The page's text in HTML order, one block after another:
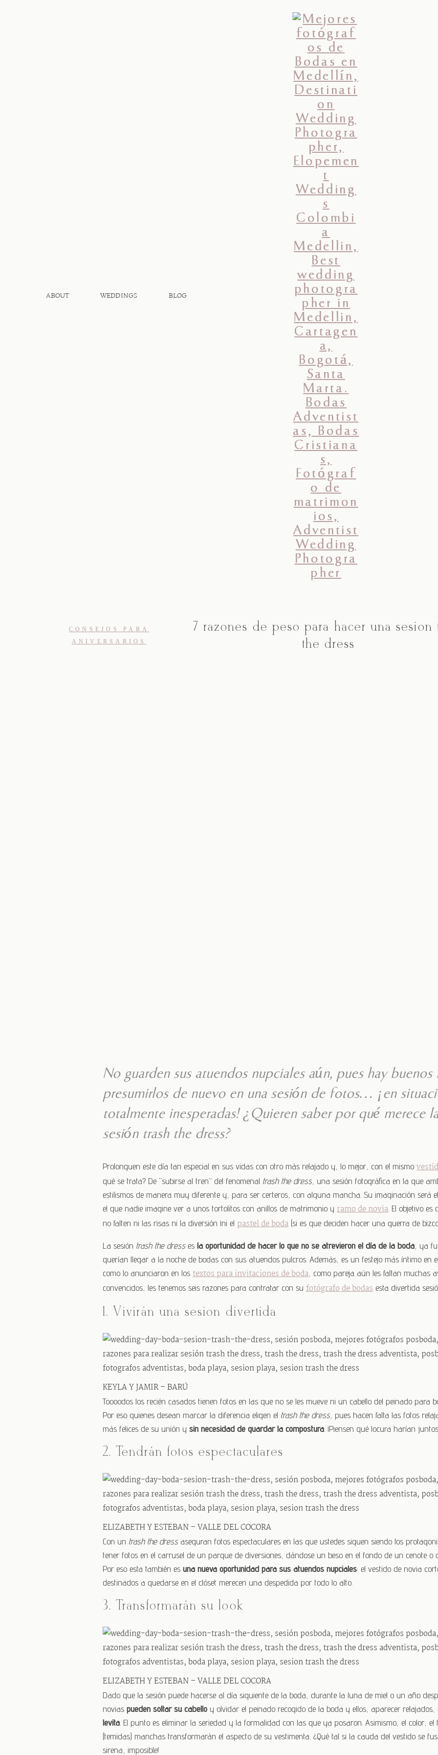
ABOUT WEDDINGS BLOG
CONSEJOS PARA
ANIVERSARIOS
7 razones de peso para hacer una sesión
the dress
No guarden sus atuendos nupciales aún, pues hay
presumirlos de nuevo en una sesión de fotos… ¡en
totalmente inesperadas! ¿Quieren saber por qué merece
sesión trash the dress?
Prolonguen este día tan especial en sus vidas con otro más relajado y, lo mejor, con el mismo
qué se trata? De “subirse al tren” del fenomenal trash the dress, una sesión fotográfica en la que
estilismos de manera muy diferente y, para ser certeros, con alguna mancha. Su imaginación será
el que nadie imagine ver a unos tortolitos con anillos de matrimonio y ramo de novia. El objetivo
no falten ni las risas ni la diversión ¡ni el pastel de boda(si es que deciden hacer una guerra de
La sesión trash the dresses la oportunidad de hacer lo que no se atrevieron el día de la boda, ya
querían llegar a la noche de bodas con sus atuendos pulcros. Además, es un festejo más íntimo en
como lo anunciaron en los textos para invitaciones de boda , como pareja aún les faltan muchas
convencidos, les tenemos seis razones para contratar con su fotógrafo de bodas esta divertida
1. Vivirán una sesión divertida
KEYLA Y JAMIR – BARÚ
Toooodos los recién casados tienen fotos en las que no se les mueve ni un cabello del peinado para
Por eso quienes desean marcar la diferencia eligen el trash the dress, pues hacen falta las fotos
más felices de su unión y sin necesidad de guardar la compostura. ¡Piensen qué locura harían
2. Tendrán fotos espectaculares
ELIZABETH Y ESTEBAN – VALLE DEL COCORA
Con un trash the dressaseguran fotos espectaculares en las que ustedes siguen siendo los
tener fotos en el carrusel de un parque de diversiones, dándose un beso en el fondo de un cenote o
Por eso esta también es una nueva oportunidad para sus atuendos nupciales: el vestido de novia
destinados a quedarse en el clóset merecen una despedida por todo lo alto.
3. Transformarán su look
ELIZABETH Y ESTEBAN – VALLE DEL COCORA
Dado que la sesión puede hacerse al día siguiente de la boda, durante la luna de miel o un año
novias pueden soltar su cabelloy olvidar el peinado recogido de la boda y ellos, aparecer relajados,
levita. El punto es eliminar la seriedad y la formalidad con las que ya posaron. Asimismo, el color,
(temidas) manchas transformarán el aspecto de su vestimenta. ¿Qué tal si la cauda del vestido se
sirena, imposible!